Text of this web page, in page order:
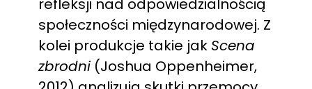
refleksji nad odpowiedzialnością
społeczności międzynarodowej. Z
kolei produkcje takie jak Scena
zbrodni(Joshua Oppenheimer,